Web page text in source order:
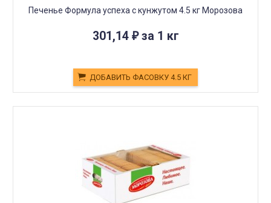
Печенье Формула успеха с кунжутом 4.5 кг Морозова
301,14 ₽за 1 кг
ДОБАВИТЬ ФАСОВКУ 4.5 КГ